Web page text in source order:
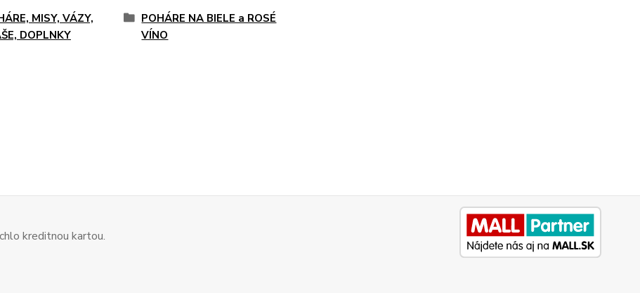
MISY, VÁZY,
DOPLNKY
POHÁRE NA BIELE a ROSÉ
VÍNO
kreditnou kartou.